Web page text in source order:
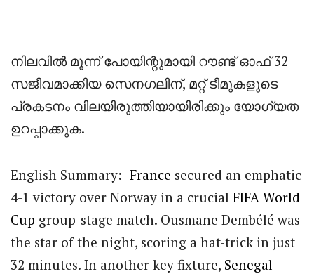
‎നിലവിൽ മൂന്ന് പോയിന്റുമായി റൗണ്ട് ഓഫ് 32
സജീവമാക്കിയ സെനഗലിന്, മറ്റ് ടീമുകളുടെ
പ്രകടനം വിലയിരുത്തിയായിരിക്കും യോഗ്യത
ഉറപ്പാക്കുക.
English Summary:- France secured an emphatic
4-1 victory over Norway in a crucial FIFA World
Cup group-stage match. Ousmane Dembélé was
the star of the night, scoring a hat-trick in just
32 minutes. In another key fixture, Senegal